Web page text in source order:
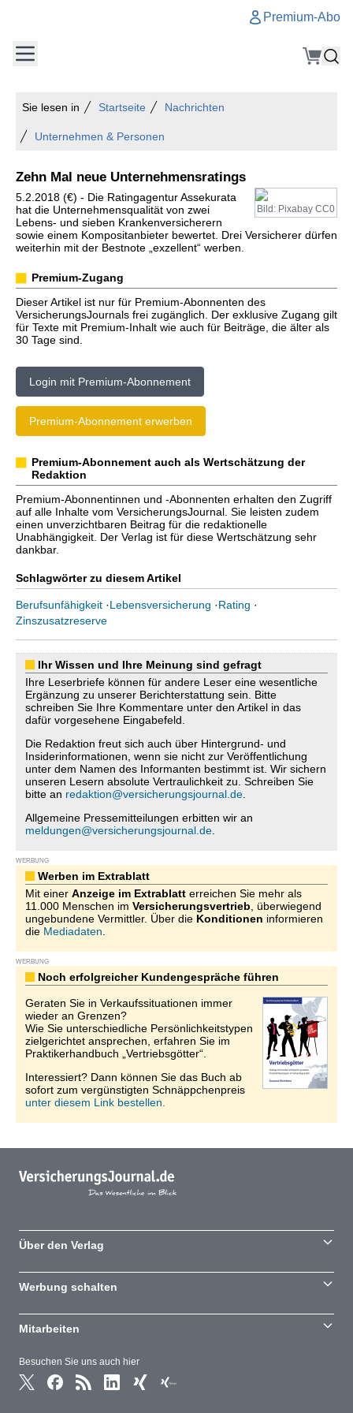
Premium-Abo
Sie lesen in Startseite Nachrichten
Unternehmen & Personen
Zehn Mal neue Unternehmensratings
Bild: Pixabay CC0
5.2.2018 (€) - Die Ratingagentur Assekurata
hat die Unternehmensqualität von zwei
Lebens- und sieben Krankenversicherern
sowie einem Kompositanbieter bewertet. Drei Versicherer dürfen
weiterhin mit der Bestnote „exzellent“ werben.
Premium-Zugang
Dieser Artikel ist nur für Premium-Abonnenten des
VersicherungsJournals frei zugänglich. Der exklusive Zugang gilt
für Texte mit Premium-Inhalt wie auch für Beiträge, die älter als
30 Tage sind.
Login mit Premium-Abonnement
Premium-Abonnement erwerben
Premium-Abonnement auch als Wertschätzung der
Redaktion
Premium-Abonnentinnen und -Abonnenten erhalten den Zugriff
auf alle Inhalte vom VersicherungsJournal. Sie leisten zudem
einen unverzichtbaren Beitrag für die redaktionelle
Unabhängigkeit. Der Verlag ist für diese Wertschätzung sehr
dankbar.
Schlagwörter zu diesem Artikel
Berufsunfähigkeit ·Lebensversicherung ·Rating ·
Zinszusatzreserve
Ihr Wissen und Ihre Meinung sind gefragt
Ihre Leserbriefe können für andere Leser eine wesentliche
Ergänzung zu unserer Berichterstattung sein. Bitte
schreiben Sie Ihre Kommentare unter den Artikel in das
dafür vorgesehene Eingabefeld.
Die Redaktion freut sich auch über Hintergrund- und
Insiderinformationen, wenn sie nicht zur Veröffentlichung
unter dem Namen des Informanten bestimmt ist. Wir sichern
unseren Lesern absolute Vertraulichkeit zu. Schreiben Sie
bitte an redaktion@versicherungsjournal.de
Allgemeine Pressemitteilungen erbitten wir an
meldungen@versicherungsjournal.de
WERBUNG
Werben im Extrablatt
Mit einer Anzeige im Extrablatt erreichen Sie mehr als
11.000 Menschen im Versicherungsvertrieb , überwiegend
ungebundene Vermittler. Über die Konditionen informieren
die Mediadaten
WERBUNG
Noch erfolgreicher Kundengespräche führen
Geraten Sie in Verkaufssituationen immer
wieder an Grenzen?
Wie Sie unterschiedliche Persönlichkeitstypen
zielgerichtet ansprechen, erfahren Sie im
Praktikerhandbuch „Vertriebsgötter“.
Interessiert? Dann können Sie das Buch ab
sofort zum vergünstigten Schnäppchenpreis
unter diesem Link bestellen.
Besuchen Sie uns auch hier
Über den Verlag
Werbung schalten
Mitarbeiten